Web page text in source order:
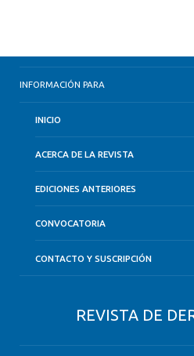
INFORMACIÓN PARA
INICIO
ACERCA DE LA REVISTA
EDICIONES ANTERIORES
CONVOCATORIA
CONTACTO Y SUSCRIPCIÓN
REVISTA DE